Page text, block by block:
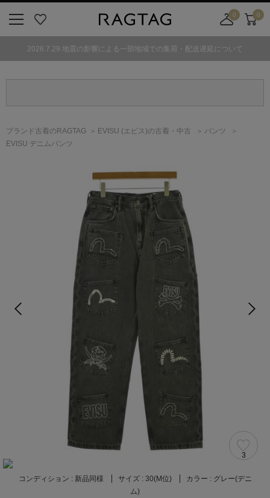
気
0
舗
カ
ト
0
2026.7.29 地震の影響による一部地域での集荷・配送遅延について
ブランド古着のRAGTAG EVISU (エビス)の古着・中古
パンツ
EVISU デニムパンツ
3
コンディション : 新品同様 サイズ : 30(M位) カラー : グレー(デニ
ム)